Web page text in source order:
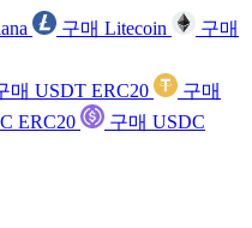
구매 Litecoin
구매
매 USDT ERC20
구매
ERC20
구매 USDC